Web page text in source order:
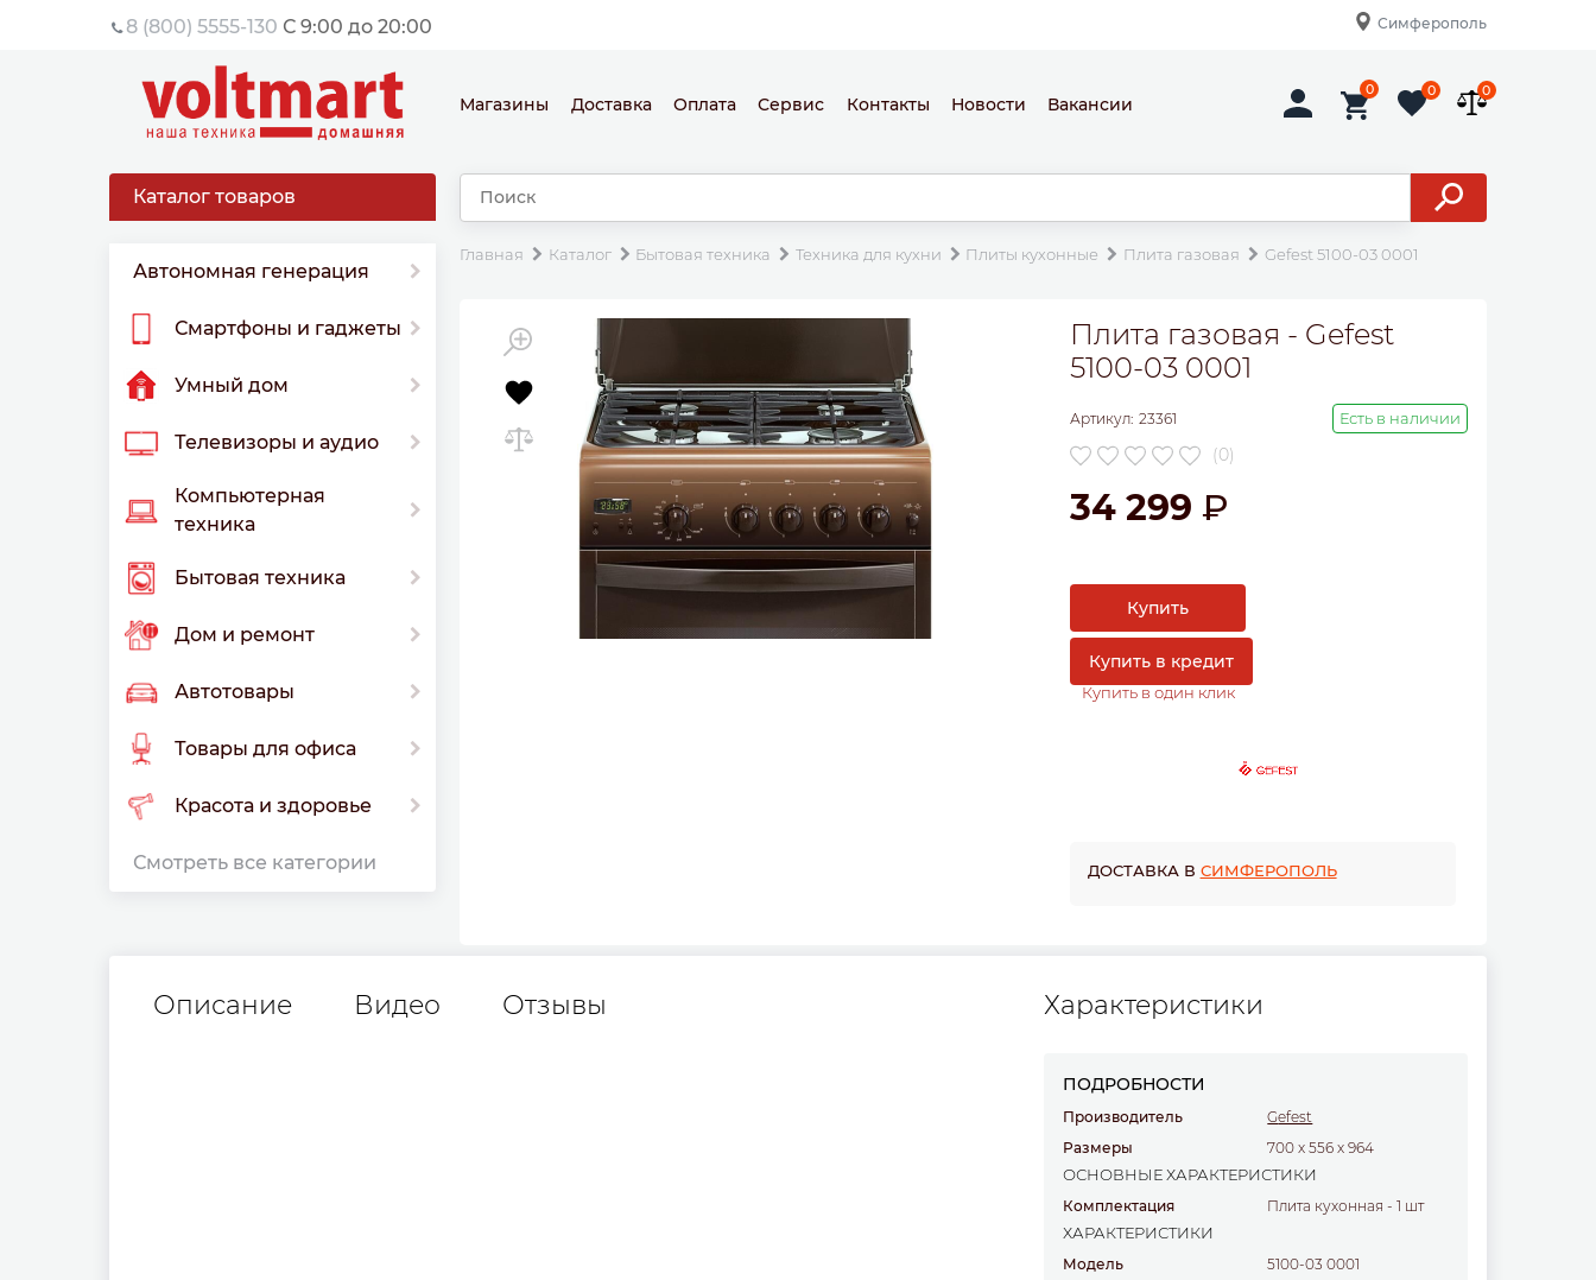
8 (800) 5555-130 С 9:00 до 20:00 Симферополь
Магазины Доставка Оплата Сервис Контакты Новости Вакансии
0 0 0
Каталог товаров
Автономная генерация
Смартфоны и гаджеты
Умный дом
Телевизоры и аудио
Компьютерная
техника
Бытовая техника
Дом и ремонт
Автотовары
Товары для офиса
Красота и здоровье
Смотреть все категории
Главная Каталог Бытовая техника Техника для кухни Плиты кухонные Плита газовая Gefest 5100-03 0001
Плита газовая - Gefest
5100-03 0001
Артикул: 23361 Есть в наличии
(0)
34 299
Купить
Купить в кредит
Купить в один клик
ДОСТАВКА В СИМФЕРОПОЛЬ
Описание Видео Отзывы Характеристики
ПОДРОБНОСТИ
Производитель
Gefest
Размеры
700 x556 x964
ОСНОВНЫЕ ХАРАКТЕРИСТИКИ
Комплектация Плита кухонная - 1 шт
ХАРАКТЕРИСТИКИ
Модель 5100-03 0001